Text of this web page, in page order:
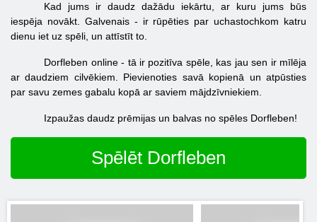
Kad jums ir daudz dažādu iekārtu, ar kuru jums būs
iespēja novākt. Galvenais - ir rūpēties par uchastochkom katru
dienu iet uz spēli, un attīstīt to.
Dorfleben online - tā ir pozitīva spēle, kas jau sen ir mīlēja
ar daudziem cilvēkiem. Pievienoties savā kopienā un atpūsties
par savu zemes gabalu kopā ar saviem mājdzīvniekiem.
Izpaužas daudz prēmijas un balvas no spēles Dorfleben!
Spēlēt Dorfleben